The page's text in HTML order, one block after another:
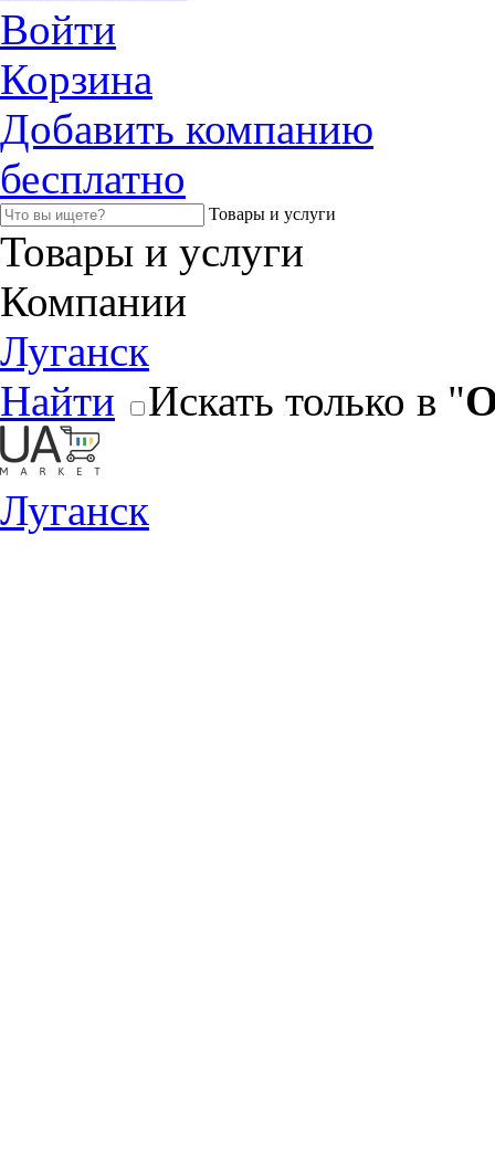
Войти
Корзина
Добавить компанию
бесплатно
Товары и услуги
Товары и услуги
Компании
Луганск
Найти
Искать только в "
Луганск